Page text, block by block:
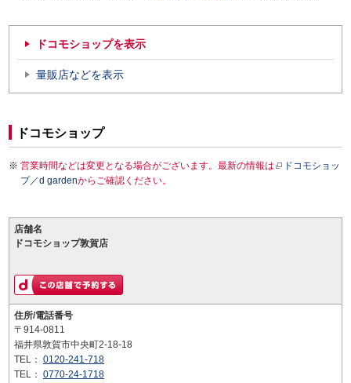
ドコモショップを表示
量販店などを表示
ドコモショップ
営業時間などは変更となる場合がございます。最新の情報は
ドコモショッ
プ／d gardenからご確認ください。
店舗名
ドコモショップ敦賀店
住所/電話番号
〒914-0811
福井県敦賀市中央町2-18-18
TEL： 0120-241-718
TEL： 0770-24-1718